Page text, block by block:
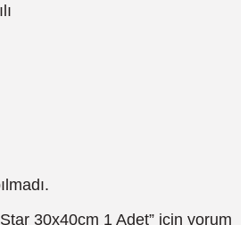
30x40cm 1 Adet” için yorum